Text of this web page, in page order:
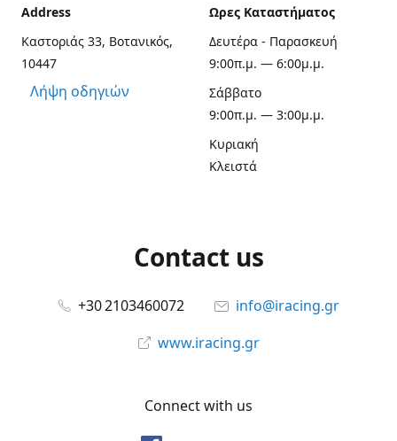
Address
Καστοριάς 33, Βοτανικός,
10447
Λήψη οδηγιών
Ωρες Καταστήματος
Δευτέρα - Παρασκευή
9:00π.μ. — 6:00μ.μ.
Σάββατο
9:00π.μ. — 3:00μ.μ.
Κυριακή
Κλειστά
Contact us
+30 2103460072
info@iracing.gr
www.iracing.gr
Connect with us